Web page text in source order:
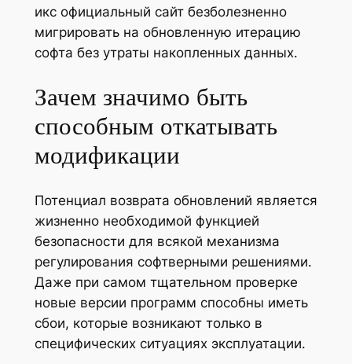
икс официальный сайт безболезненно
мигрировать на обновленную итерацию
софта без утраты накопленных данных.
Зачем значимо быть
способным откатывать
модификации
Потенциал возврата обновлений является
жизненно необходимой функцией
безопасности для всякой механизма
регулирования софтверными решениями.
Даже при самом тщательном проверке
новые версии программ способны иметь
сбои, которые возникают только в
специфических ситуациях эксплуатации.